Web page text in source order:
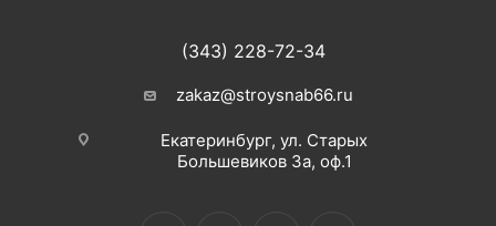
(343) 228-72-34
zakaz@stroysnab66.ru
Екатеринбург, ул. Старых
Большевиков 3а, оф.1